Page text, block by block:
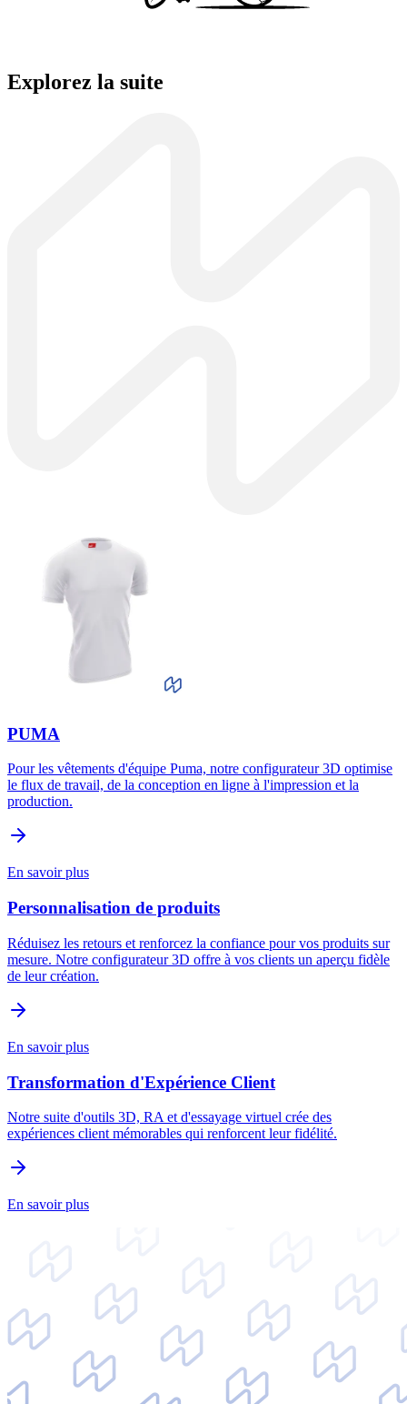
Explorez la suite
PUMA
Pour les vêtements d'équipe Puma, notre configurateur 3D optimise
le flux de travail, de la conception en ligne à l'impression et la
production.
En savoir plus
Personnalisation de produits
Réduisez les retours et renforcez la confiance pour vos produits sur
mesure. Notre configurateur 3D offre à vos clients un aperçu fidèle
de leur création.
En savoir plus
Transformation d'Expérience Client
Notre suite d'outils 3D, RA et d'essayage virtuel crée des
expériences client mémorables qui renforcent leur fidélité.
En savoir plus